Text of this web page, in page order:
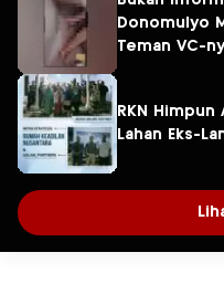
Donomulyo
Teman VC-
RKN
Lahan Eks-